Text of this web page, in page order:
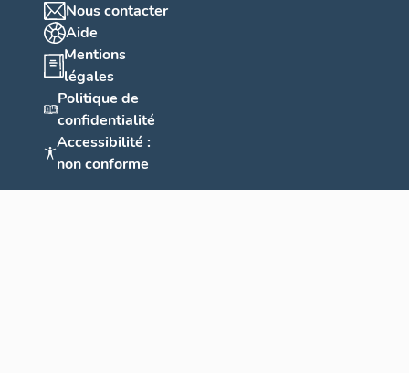
Nous contacter
Aide
Mentions
légales
Politique de
confidentialité
Accessibilité :
non conforme